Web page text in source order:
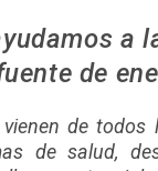
de
de
de salud,